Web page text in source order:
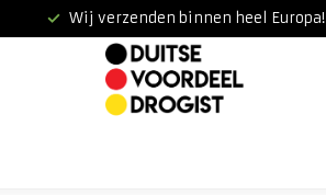
Wij verzenden binnen heel Europa!